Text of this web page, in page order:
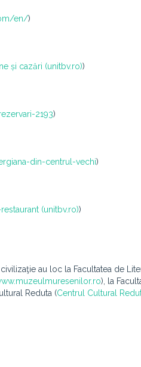
en/)
și cazări (unitbv.ro))
2193)
din-centrul-vechi)
(unitbv.ro))
au loc la Facultatea de
), la
Reduta (Centrul Cultural